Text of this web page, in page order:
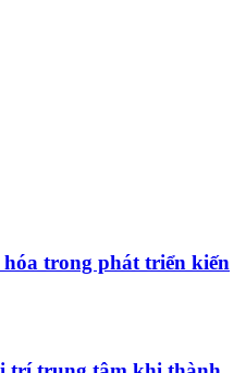
hóa trong phát triển kiến